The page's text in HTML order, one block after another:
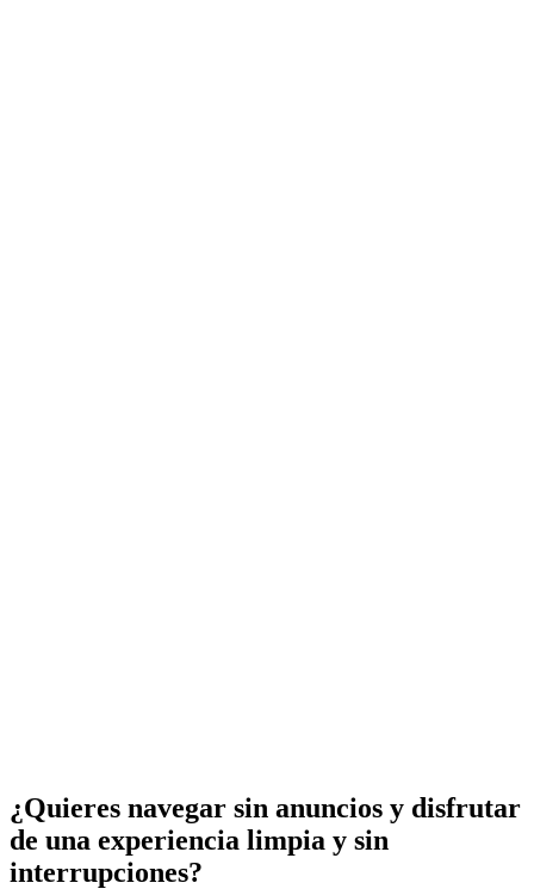
¿Quieres navegar sin anuncios y disfrutar
de una experiencia limpia y sin
interrupciones?